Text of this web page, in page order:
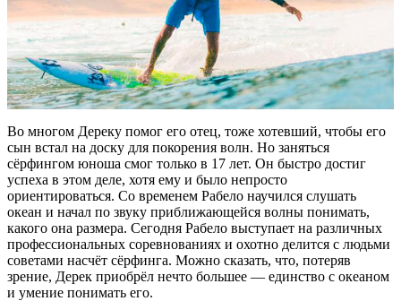
Во многом Дереку помог его отец, тоже хотевший, чтобы его
сын встал на доску для покорения волн. Но заняться
сёрфингом юноша смог только в 17 лет. Он быстро достиг
успеха в этом деле, хотя ему и было непросто
ориентироваться. Со временем Рабело научился слушать
океан и начал по звуку приближающейся волны понимать,
какого она размера. Сегодня Рабело выступает на различных
профессиональных соревнованиях и охотно делится с людьми
советами насчёт сёрфинга. Можно сказать, что, потеряв
зрение, Дерек приобрёл нечто большее — единство с океаном
и умение понимать его.